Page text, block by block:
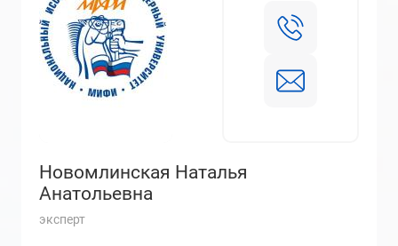
Новомлинская Наталья
Анатольевна
эксперт